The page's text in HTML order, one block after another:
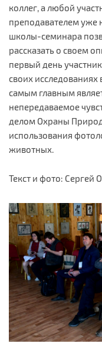
коллег, а любой
преподавателем
школы-семинара
рассказать о своем
первый день
своих
самым главным
непередаваемое
делом Охраны
использования
животных.
Текст и фото: Сергей